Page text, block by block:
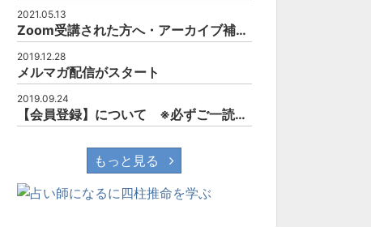
2021.05.13
Zoom受講された方へ・アーカイブ補講について
2019.12.28
メルマガ配信がスタート
2019.09.24
【会員登録】について ※必ずご一読されて下さい。
もっと見る